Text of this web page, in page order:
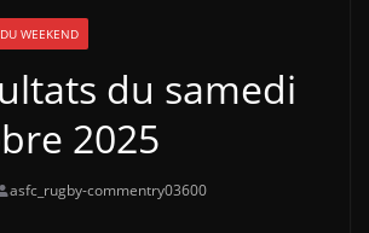
WEEKEND
du samedi
2025
asfc_rugby-commentry03600